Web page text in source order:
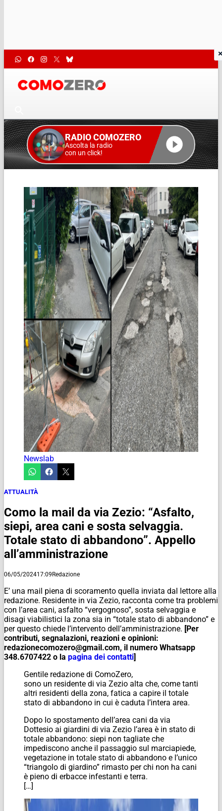
RADIO COMOZERO
Ascolta la radio
con un click!
Newslab
ATTUALITÀ
Como la mail da via Zezio: “Asfalto,
siepi, area cani e sosta selvaggia.
Totale stato di abbandono”. Appello
all’amministrazione
06/05/202417:09Redazione
E’ una mail piena di scoramento quella inviata dal lettore alla
redazione. Residente in via Zezio, racconta come tra problemi
con l’area cani, asfalto “vergognoso”, sosta selvaggia e
disagi viabilistici la zona sia in “totale stato di abbandono” e
per questo chiede l’intervento dell’amministrazione. [Per
contributi, segnalazioni, reazioni e opinioni:
redazionecomozero@gmail.com, il numero Whatsapp
348.6707422 o la pagina dei contatti]
Gentile redazione di ComoZero,
sono un residente di via Zezio alta che, come tanti
altri residenti della zona, fatica a capire il totale
stato di abbandono in cui è caduta l’intera area.
Dopo lo spostamento dell’area cani da via
Dottesio ai giardini di via Zezio l’area è in stato di
totale abbandono: siepi non tagliate che
impediscono anche il passaggio sul marciapiede,
vegetazione in totale stato di abbandono e l’unico
“triangolo di giardino” rimasto per chi non ha cani
è pieno di erbacce infestanti e terra.
[…]